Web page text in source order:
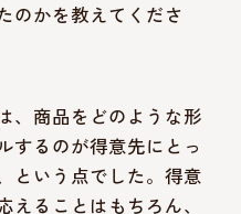
のかを教えてくださ
、商品をどのような形
するのが得意先にとっ
という点でした。得意
えることはもちろん、